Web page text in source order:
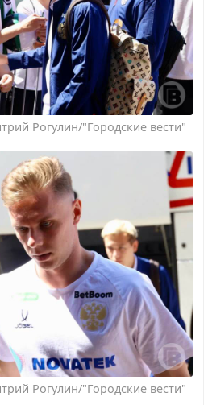
Рогулин/"Городские вести"
Рогулин/"Городские вести"